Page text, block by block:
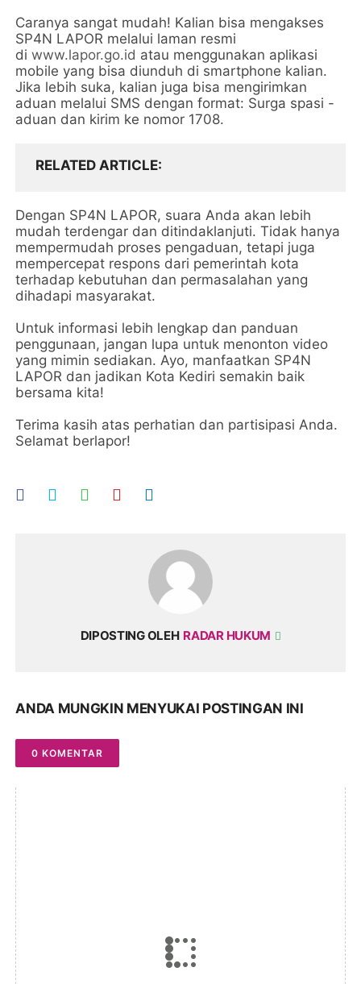
Caranya sangat mudah! Kalian bisa mengakses
SP4N LAPOR melalui laman resmi
diwww.lapor.go.id atau menggunakan aplikasi
mobile yang bisa diunduh di smartphone kalian.
Jika lebih suka, kalian juga bisa mengirimkan
aduan melalui SMS dengan format: Surga spasi -
aduan dan kirim ke nomor 1708.
RELATED ARTICLE
Dengan SP4N LAPOR, suara Anda akan lebih
mudah terdengar dan ditindaklanjuti. Tidak hanya
mempermudah proses pengaduan, tetapi juga
mempercepat respons dari pemerintah kota
terhadap kebutuhan dan permasalahan yang
dihadapi masyarakat.
Untuk informasi lebih lengkap dan panduan
penggunaan, jangan lupa untuk menonton video
yang mimin sediakan. Ayo, manfaatkan SP4N
LAPOR dan jadikan Kota Kediri semakin baik
bersama kita!
Terima kasih atas perhatian dan partisipasi Anda.
Selamat berlapor!
DIPOSTING OLEH RADAR HUKUM
ANDA MUNGKIN MENYUKAI POSTINGAN INI
0 KOMENTAR